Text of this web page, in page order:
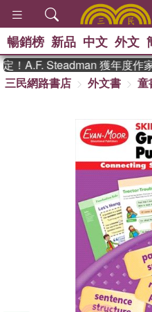
熱
念
孩
暢銷榜 新品 中文 外文
A.F. Steadman 獲年度作
三民網路書店
外文書 童